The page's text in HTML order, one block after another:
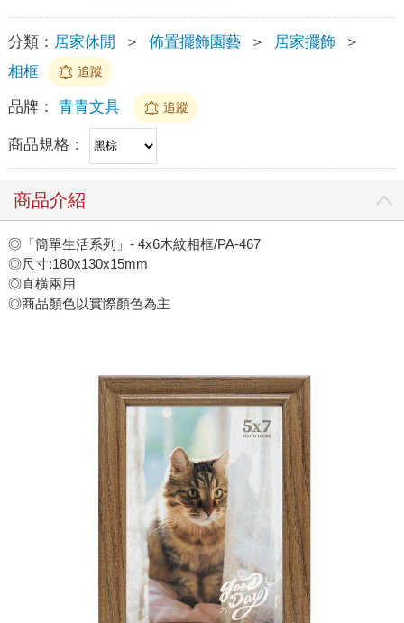
分類： 居家休閒 ＞ 佈置擺飾園藝 ＞ 居家擺飾
＞
相框
追蹤
品牌： 青青文具 追蹤
商品規格：
商品介紹
◎「簡單生活系列」- 4x6木紋相框/PA-467
◎尺寸:180x130x15mm
◎直橫兩用
◎商品顏色以實際顏色為主